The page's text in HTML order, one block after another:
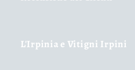
L'Irpinia e Vitigni Irpini